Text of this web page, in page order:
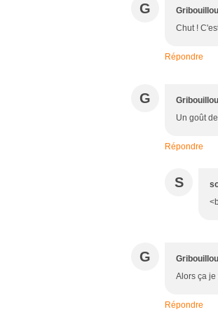
G Gribouillou
Chut !
Répondre
G Gribouillou
Un goût
Répondre
S
G Gribouillou
Alors ça je
Répondre